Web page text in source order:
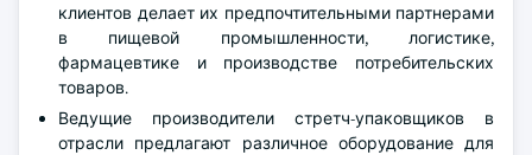
клиентов делает их предпочтительными партнерами
в пищевой промышленности, логистике,
фармацевтике и производстве потребительских
товаров.
Ведущие производители стретч-упаковщиков в
отрасли предлагают различное оборудование для